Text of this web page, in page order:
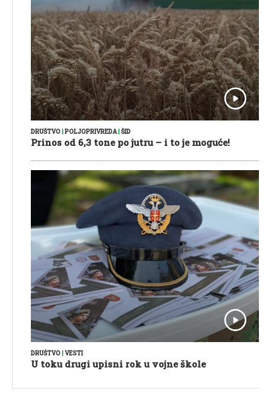
DRUŠTVO POLJOPRIVREDA| ŠID
Prinos od 6,3 tone po jutru – i to je moguće!
DRUŠTVO|VESTI
U toku drugi upisni rok u vojne škole